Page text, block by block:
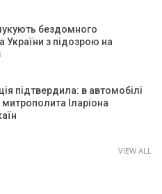
бездомного
України з підозрою на
підтвердила: в автомобілі
митрополита Іларіона
VIEW ALL